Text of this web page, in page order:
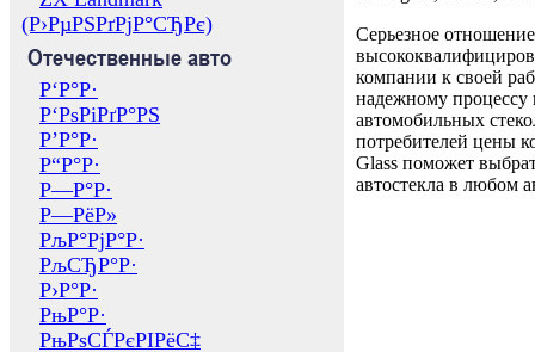
(Р›РµРЅРґРјР°СЂРє)
Отечественные авто
Р‘Р°Р·
Р‘РѕРіРґР°РЅ
Р’Р°Р·
Р“Р°Р·
Р—Р°Р·
Р—РёР»
РљР°РјР°Р·
РљСЂР°Р·
Р›Р°Р·
РњР°Р·
РњРѕСЃРєРІРёС‡
Серьезное отношение
компании к своей
надежному процессу
автомобильных
потребителей цены
Glass поможет
автостекла в любом